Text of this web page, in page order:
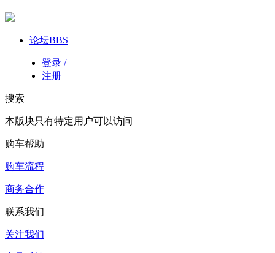
论坛BBS
登录 /
注册
搜索
本版块只有特定用户可以访问
购车帮助
购车流程
商务合作
联系我们
关注我们